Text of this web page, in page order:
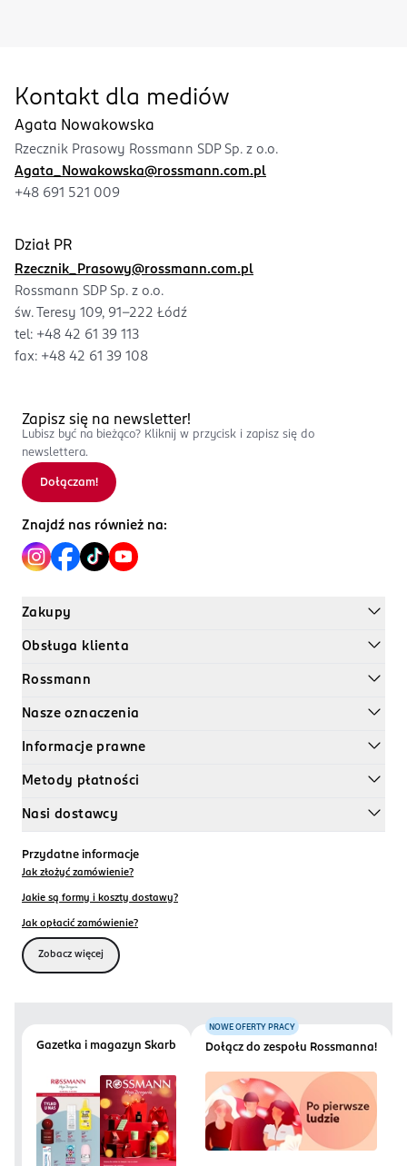
Kontakt dla mediów
Agata Nowakowska
Rzecznik Prasowy Rossmann SDP Sp. z o.o.
Agata_Nowakowska@rossmann.com.pl
+48 691 521 009
Dział PR
Rzecznik_Prasowy@rossmann.com.pl
Rossmann SDP Sp. z o.o.
św. Teresy 109, 91-222 Łódź
tel: +48 42 61 39 113
fax: +48 42 61 39 108
Zapisz się na newsletter!
Lubisz być na bieżąco? Kliknij w przycisk i zapisz się do
newslettera.
Dołączam!
Znajdź nas również na:
Zakupy
Obsługa klienta
Rossmann
Nasze oznaczenia
Informacje prawne
Metody płatności
Nasi dostawcy
Przydatne informacje
Jak złożyć zamówienie?
Jakie są formy i koszty dostawy?
Jak opłacić zamówienie?
Zobacz więcej
Gazetka i magazyn Skarb
NOWE OFERTY PRACY
Dołącz do zespołu Rossmanna!